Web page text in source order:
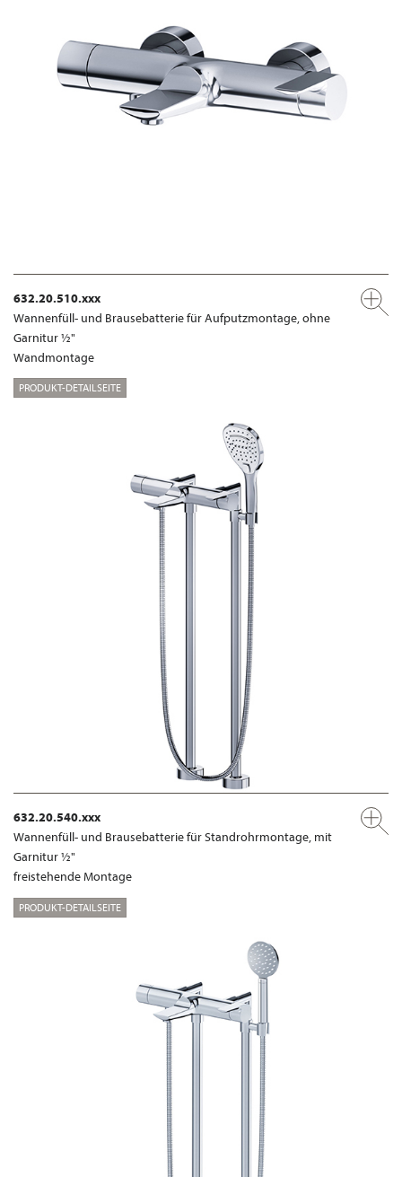
632.20.510.xxx
Wannenfüll- und Brausebatterie für Aufputzmontage, ohne
Garnitur ½"
Wandmontage
PRODUKT-DETAILSEITE
632.20.540.xxx
Wannenfüll- und Brausebatterie für Standrohrmontage, mit
Garnitur ½"
freistehende Montage
PRODUKT-DETAILSEITE